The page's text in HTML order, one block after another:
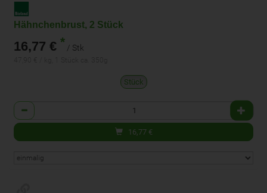
Hähnchenbrust, 2 Stück
16,77 € * / Stk
Stück
Anzahl
16,77 €